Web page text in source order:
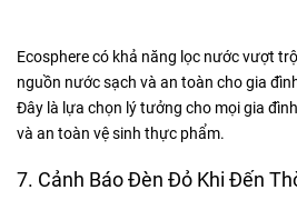
Ecosphere có khả năng lọc nước vượt
nguồn nước sạch và an toàn cho gia
Đây là lựa chọn lý tưởng cho mọi gia
và an toàn vệ sinh thực phẩm.
7. Cảnh Báo Đèn Đỏ Khi Đến